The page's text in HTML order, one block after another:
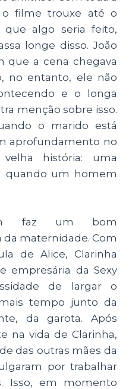
o filme trouxe até o
que algo seria feito,
longe disso. João
a cena chegava
no entanto, ele não
e o longa
menção sobre isso.
o marido está
aprofundamento no
história: uma
quando um homem
faz um bom
maternidade. Com
de Alice, Clarinha
empresária da Sexy
de largar o
tempo junto da
da garota. Após
na vida de Clarinha,
das outras mães da
por trabalhar
Isso, em momento